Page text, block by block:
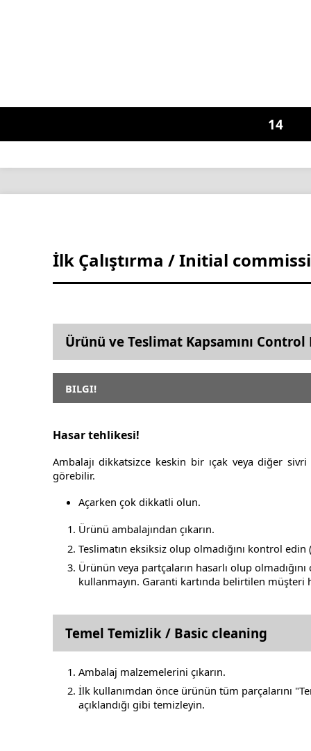
14
İlk Çalıştırma / Initial
Ürünü ve Teslimat Kapsamını Control
BILGI!
Hasar tehlikesi!
Ambalajı dikkatsizce keskin bir ıçak veya diğer
görebilir.
Açarken çok dikkatli olun.
Ürünü ambalajından çıkarın.
Teslimatın eksiksiz olup olmadığını kontrol
Ürünün veya partçaların hasarlı olup
kullanmayın. Garanti kartında belirtilen
Temel Temizlik / Basic cleaning
Ambalaj malzemelerini çıkarın.
İlk kullanımdan önce ürünün tüm parçalarını
açıklandığı gibi temizleyin.